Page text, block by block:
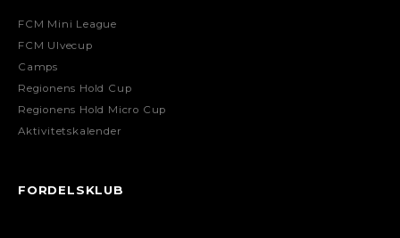
FCM Mini League
FCM Ulvecup
Camps
Regionens Hold Cup
Regionens Hold Micro Cup
Aktivitetskalender
FORDELSKLUB